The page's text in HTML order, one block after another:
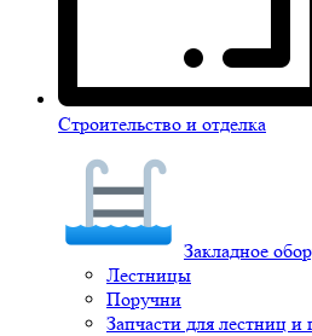
Строительство и отделка
Закладное
Лестницы
Поручни
Запчасти для лестниц и